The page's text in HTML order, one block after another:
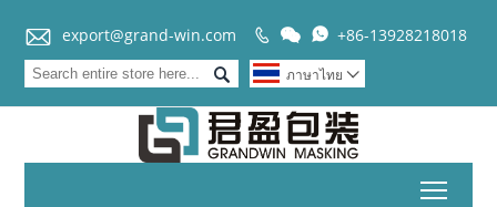
 export@grand-win.com    +86-13928218018
 ภาษาไทย 